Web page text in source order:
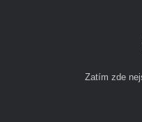
Zatím zde